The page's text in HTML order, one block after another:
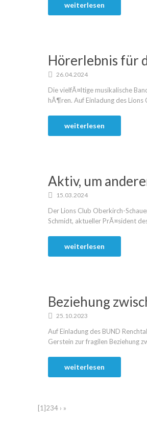
weiterlesen
Hörerlebnis für
26.04.2024
Die vielfÃ¤ltige musikalische
hÃ¶ren. Auf Einladung des Lions
weiterlesen
Aktiv, um
15.03.2024
Der Lions Club Oberkirch-
Schmidt, aktueller PrÃ¤sident
weiterlesen
Beziehung
25.10.2023
Auf Einladung des BUND
Gerstein zur fragilen Beziehung
weiterlesen
[1]234 › »